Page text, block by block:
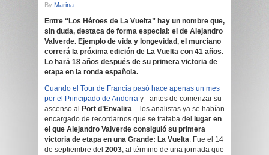
By Marina
Entre “Los Héroes de La Vuelta” hay un nombre que,
sin duda, destaca de forma especial: el de Alejandro
Valverde. Ejemplo de vida y longevidad, el murciano
correrá la próxima edición de La Vuelta con 41 años.
Lo hará 18 años después de su primera victoria de
etapa en la ronda española.
Cuando el Tour de Francia pasó hace apenas un mes
por el Principado de Andorra y –antes de comenzar su
ascenso al Port d’Envalira – los analistas ya se habían
encargado de recordarnos que se trataba del
lugar en
el que Alejandro Valverde consiguió su primera
victoria de etapa en una Grande: La Vuelta. Fue el 14
de septiembre del 2003, al término de una jornada que